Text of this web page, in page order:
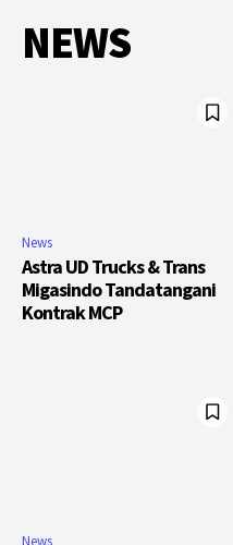
NEWS
News
Astra UD Trucks & Trans
Migasindo Tandatangani
Kontrak MCP